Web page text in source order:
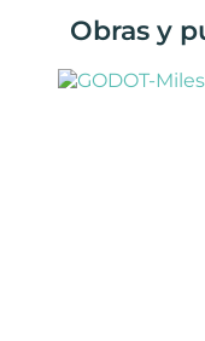
Obras y